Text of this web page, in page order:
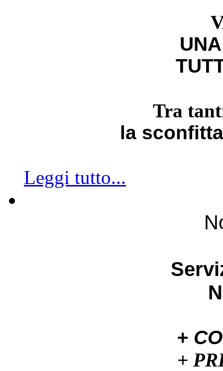
Tra
la
Leggi tutto...
+
+